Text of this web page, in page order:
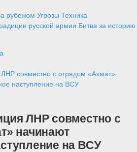
рубежом Угрозы Техника
русской армии Битва за историю
совместно с отрядом «Ахмат»
наступление на ВСУ
ЛНР совместно с
начинают
на ВСУ